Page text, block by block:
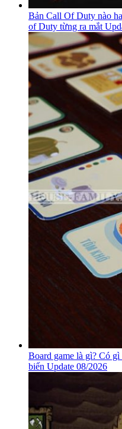
Bản Call Of Duty nào
of Duty từng ra mắt
Board game là gì? Có
biến Update 08/2026